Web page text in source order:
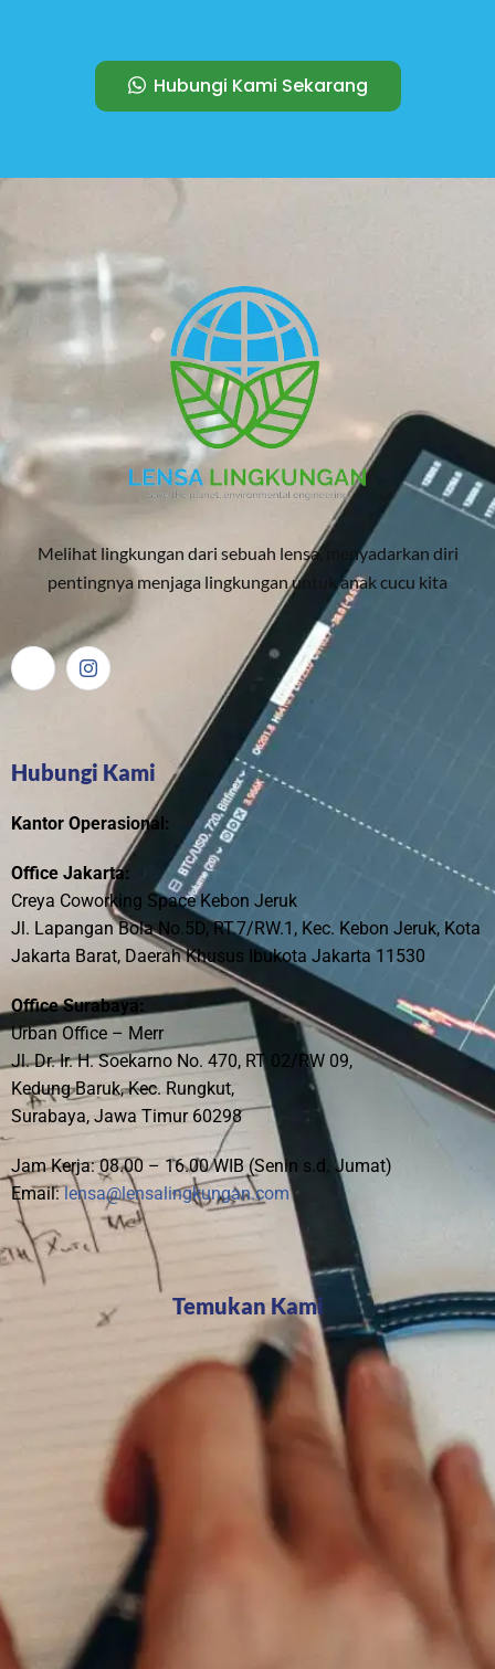
Hubungi Kami Sekarang
Melihat lingkungan dari sebuah lensa, menyadarkan diri
pentingnya menjaga lingkungan untuk anak cucu kita
Hubungi Kami
Kantor Operasional:
Office Jakarta:
Creya Coworking Space Kebon Jeruk
Jl. Lapangan Bola No.5D, RT.7/RW.1, Kec. Kebon Jeruk, Kota
Jakarta Barat, Daerah Khusus Ibukota Jakarta 11530
Office Surabaya:
Urban Office – Merr
Jl. Dr. Ir. H. Soekarno No. 470, RT 02/RW 09,
Kedung Baruk, Kec. Rungkut,
Surabaya, Jawa Timur 60298
Jam Kerja: 08.00 – 16.00 WIB (Senin s.d. Jumat)
Email:lensa@lensalingkungan.com
Temukan Kami